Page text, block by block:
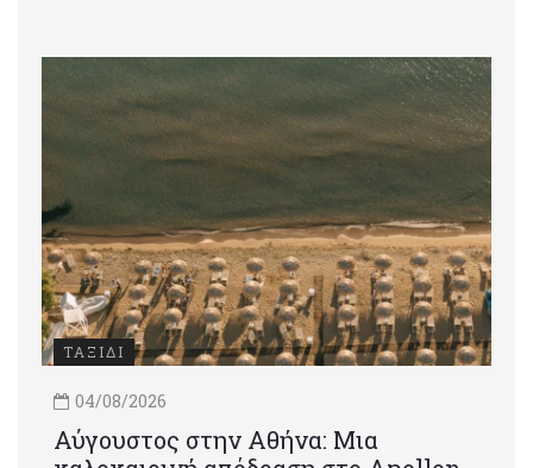
ΤΑΞΙΔΙ
04/08/2026
Αύγουστος στην Αθήνα: Μια